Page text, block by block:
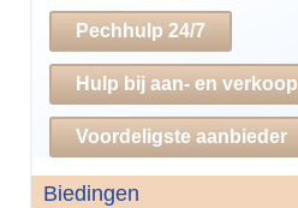
Pechhulp 24/7
Hulp bij aan- en verkoop
Voordeligste aanbieder
Biedingen